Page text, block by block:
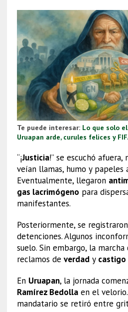
Te puede interesar: Lo que solo
Uruapan arde, curules felices y
“¡Justicia!” se escuchó
veían llamas, humo y papeles
Eventualmente, llegaron
gas lacrimógeno para
manifestantes.
Posteriormente, se registraron
detenciones. Algunos
suelo. Sin embargo, la
reclamos de verdady castigo
En Uruapan, la jornada
Ramírez Bedollaen el velorio.
mandatario se retiró entre